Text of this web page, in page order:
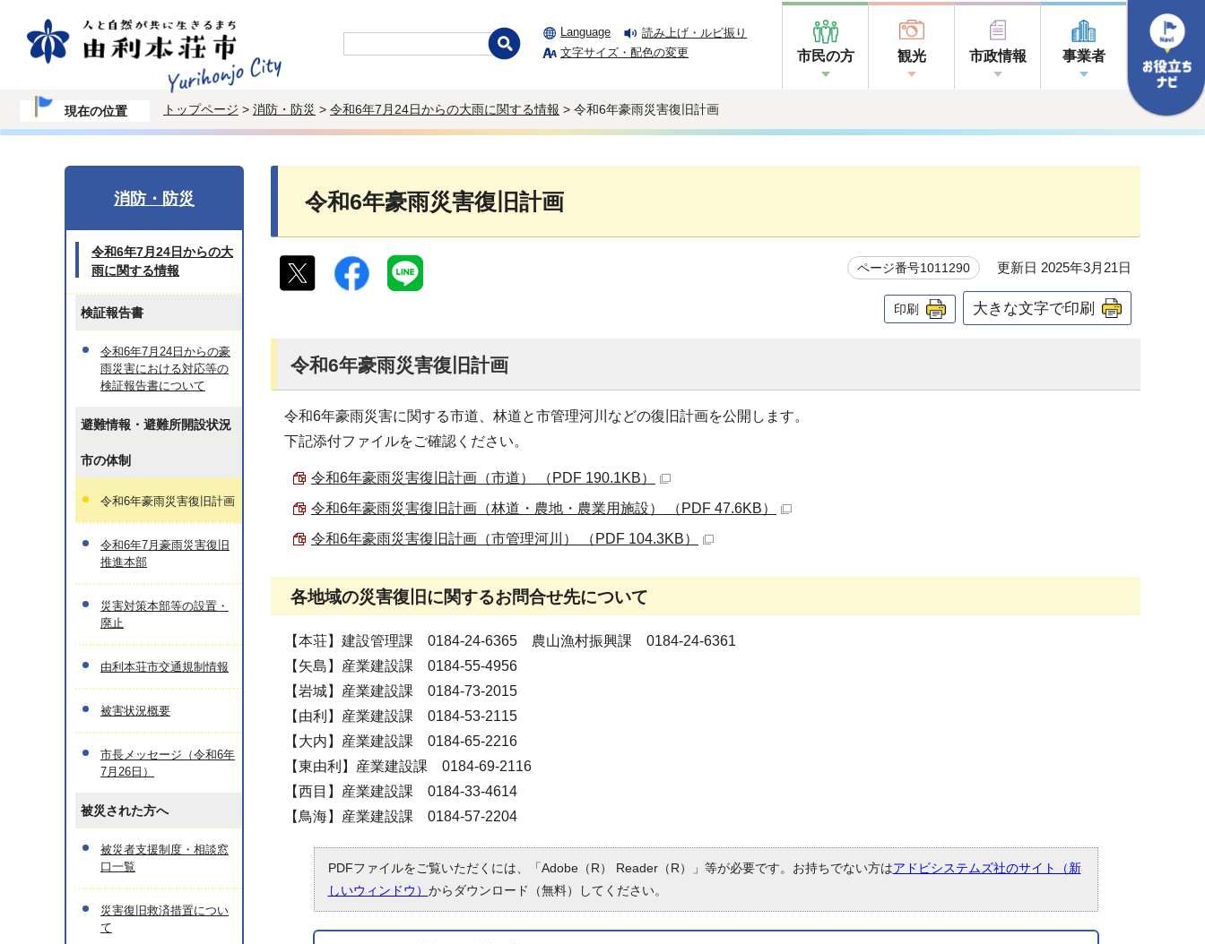
Language
読み上げ・ルビ振り
文字サイズ・配色の変更
市民の方 観光 市政情報 事業者
現在の位置 トップページ > 消防・防災 > 令和6年7月24日からの大雨に関する情報 > 令和6年豪雨災害復旧計画
令和6年豪雨災害復旧計画
ページ番号1011290 更新日 2025年3月21日
印刷 大きな文字で印刷
令和6年豪雨災害復旧計画
令和6年豪雨災害に関する市道、林道と市管理河川などの復旧計画を公開します。
下記添付ファイルをご確認ください。
令和6年豪雨災害復旧計画（市道） （PDF 190.1KB）
令和6年豪雨災害復旧計画（林道・農地・農業用施設） （PDF 47.6KB）
令和6年豪雨災害復旧計画（市管理河川） （PDF 104.3KB）
各地域の災害復旧に関するお問合せ先について
【本荘】建設管理課 0184-24-6365 農山漁村振興課 0184-24-6361
【矢島】産業建設課 0184-55-4956
【岩城】産業建設課 0184-73-2015
【由利】産業建設課 0184-53-2115
【大内】産業建設課 0184-65-2216
【東由利】産業建設課 0184-69-2116
【西目】産業建設課 0184-33-4614
【鳥海】産業建設課 0184-57-2204
PDFファイルをご覧いただくには、「Adobe（R） Reader（R）」等が必要です。お持ちでない方はアドビシステムズ社のサイト（新
しいウィンドウ） からダウンロード（無料）してください。
消防・防災
令和6年7月24日からの大
雨に関する情報
検証報告書
令和6年7月24日からの豪
雨災害における対応等の
検証報告書について
避難情報・避難所開設状況
市の体制
令和6年豪雨災害復旧計画
令和6年7月豪雨災害復旧
推進本部
災害対策本部等の設置・
廃止
由利本荘市交通規制情報
被害状況概要
市長メッセージ（令和6年
7月26日）
被災された方へ
被災者支援制度・相談窓
口一覧
災害復旧救済措置につい
て